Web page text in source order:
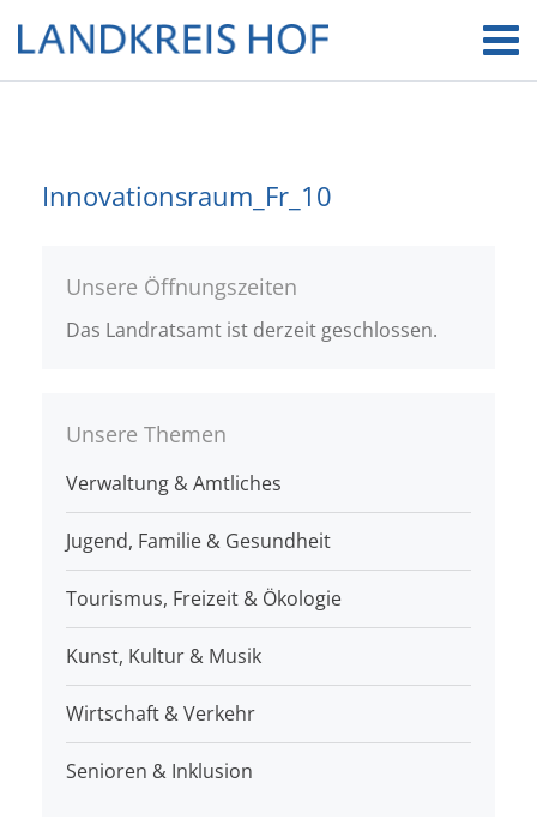
Innovationsraum_Fr_10
Unsere Öffnungszeiten
Das Landratsamt ist derzeit geschlossen.
Unsere Themen
Verwaltung & Amtliches
Jugend, Familie & Gesundheit
Tourismus, Freizeit & Ökologie
Kunst, Kultur & Musik
Wirtschaft & Verkehr
Senioren & Inklusion